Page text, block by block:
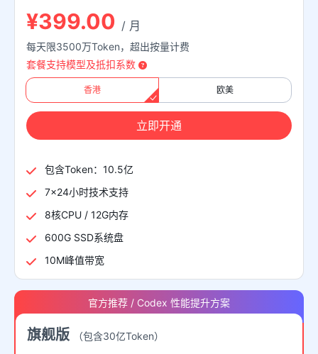
¥399.00 / 月
每天限3500万Token，超出按量计费
套餐支持模型及抵扣系数
香港 欧美
立即开通
包含Token：10.5亿
7×24小时技术支持
8核CPU / 12G内存
600G SSD系统盘
10M峰值带宽
官方推荐 / Codex 性能提升方案
旗舰版 （包含30亿Token）